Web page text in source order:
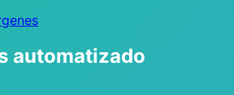
automatizado